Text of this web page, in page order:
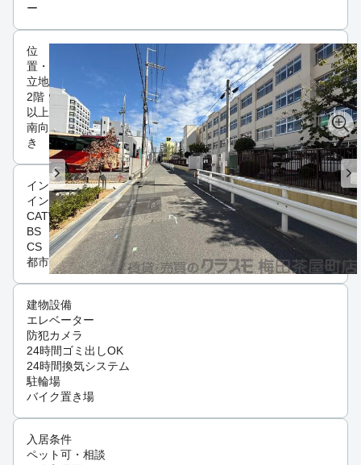
ー
位
置・
立地
2階
以上
南向
き
インフラ
インターネット可
CATV
BS
CS
都市ガス
建物設備
エレベーター
防犯カメラ
24時間ゴミ出しOK
24時間換気システム
駐輪場
バイク置き場
入居条件
ペット可・相談